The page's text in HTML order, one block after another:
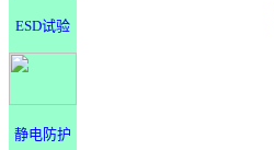
ESD试验
静电防护